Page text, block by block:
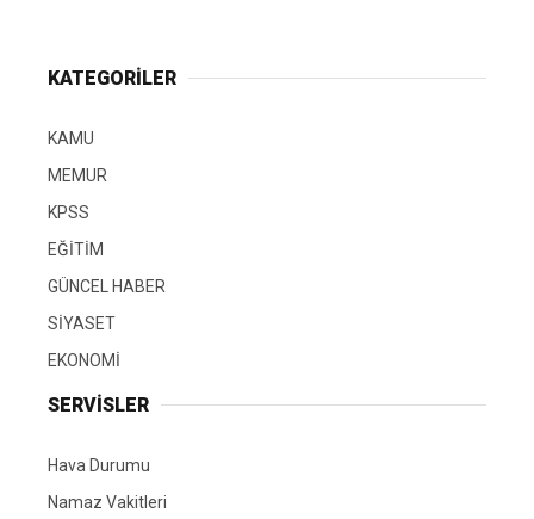
KATEGORİLER
KAMU
MEMUR
KPSS
EĞİTİM
GÜNCEL HABER
SİYASET
EKONOMİ
SERVİSLER
Hava Durumu
Namaz Vakitleri